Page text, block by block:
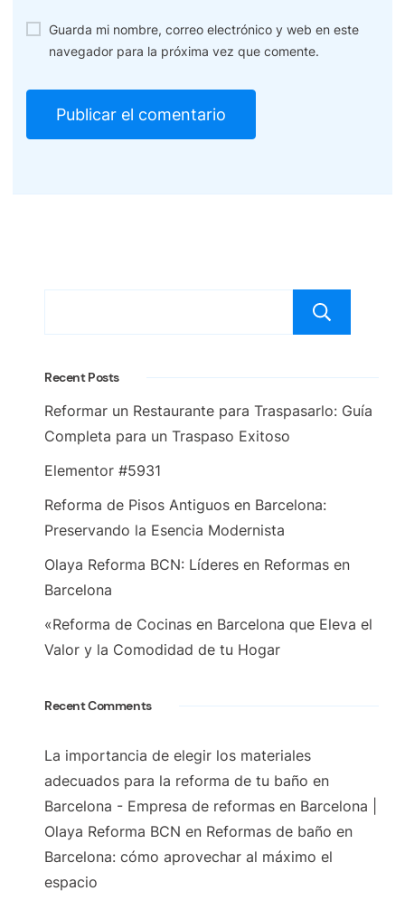
Guarda mi nombre, correo electrónico y web en este
navegador para la próxima vez que comente.
Recent Posts
Reformar un Restaurante para Traspasarlo: Guía
Completa para un Traspaso Exitoso
Elementor #5931
Reforma de Pisos Antiguos en Barcelona:
Preservando la Esencia Modernista
Olaya Reforma BCN: Líderes en Reformas en
Barcelona
«Reforma de Cocinas en Barcelona que Eleva el
Valor y la Comodidad de tu Hogar
Recent Comments
La importancia de elegir los materiales
adecuados para la reforma de tu baño en
Barcelona - Empresa de reformas en Barcelona |
Olaya Reforma BCN en Reformas de baño en
Barcelona: cómo aprovechar al máximo el
espacio